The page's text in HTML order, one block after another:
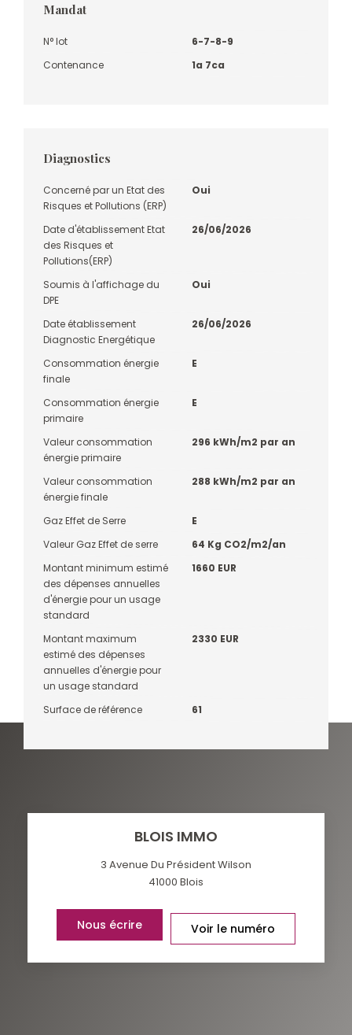
Mandat
N° lot
6-7-8-9
Contenance
1a 7ca
Diagnostics
Concerné par un Etat des
Risques et Pollutions (ERP)
Oui
Date d'établissement Etat
des Risques et
Pollutions(ERP)
26/06/2026
Soumis à l'affichage du
DPE
Oui
Date établissement
Diagnostic Energétique
26/06/2026
Consommation énergie
finale
E
Consommation énergie
primaire
E
Valeur consommation
énergie primaire
296 kWh/m2 par an
Valeur consommation
énergie finale
288 kWh/m2 par an
Gaz Effet de Serre
E
Valeur Gaz Effet de serre
64 Kg CO2/m2/an
Montant minimum estimé
des dépenses annuelles
d'énergie pour un usage
standard
1660 EUR
Montant maximum
estimé des dépenses
annuelles d'énergie pour
un usage standard
2330 EUR
Surface de référence 61
BLOIS IMMO
3 Avenue Du Président Wilson
41000 Blois
Nous écrire Voir le numéro